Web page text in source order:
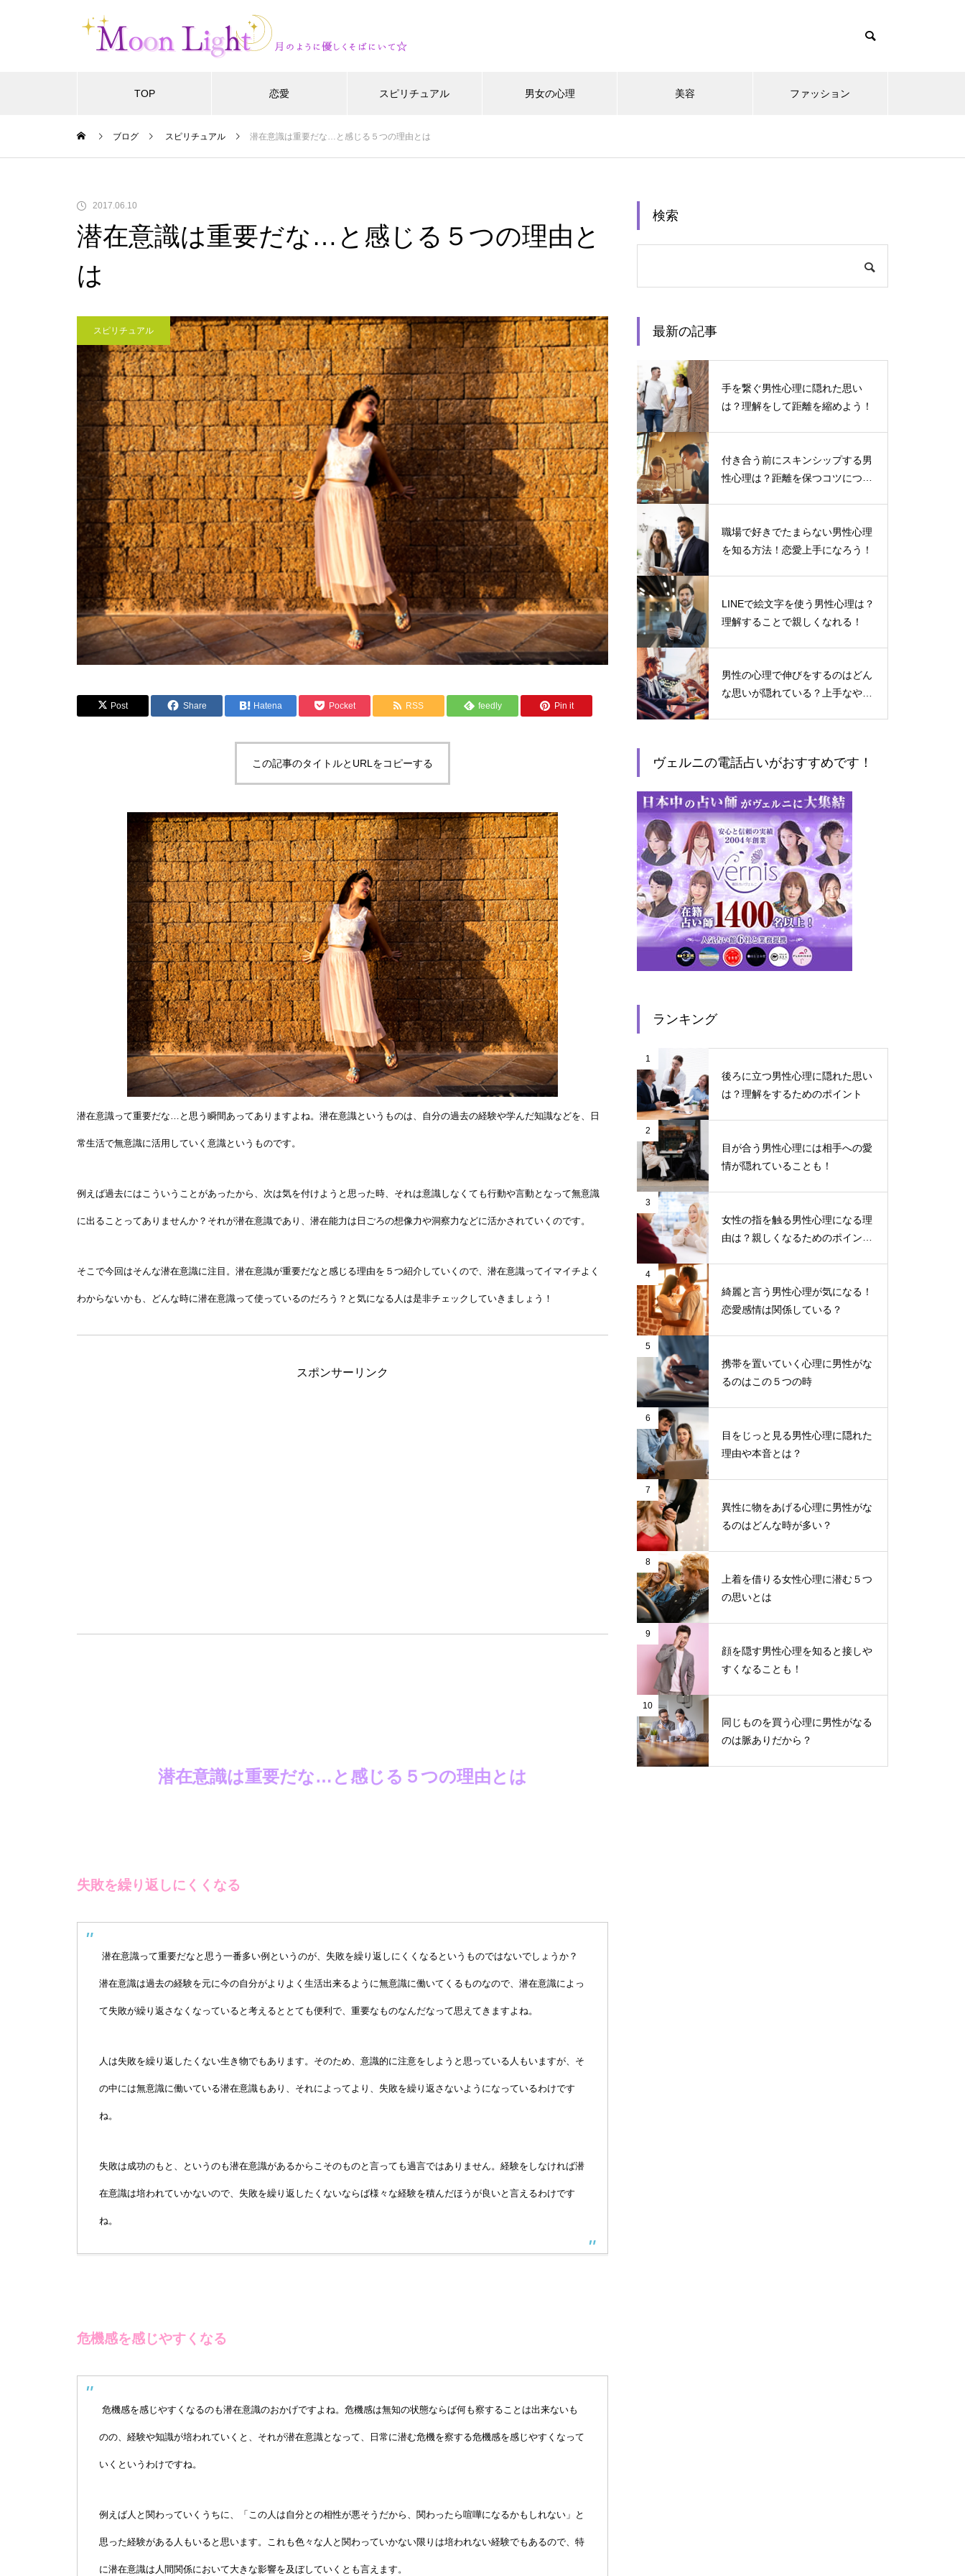
TOP 恋愛 スピリチュアル 男女の心理 美容 ファッション
ブログ スピリチュアル 潜在意識は重要だな…と感じる５つの理由とは
2017.06.10
潜在意識は重要だな…と感じる５つの理由と
は
スピリチュアル
Post Share Hatena Pocket RSS feedly Pin it
この記事のタイトルとURLをコピーする
潜在意識って重要だな…と思う瞬間あってありますよね。潜在意識というものは、自分の過去の経験や学んだ知識などを、日
常生活で無意識に活用していく意識というものです。
例えば過去にはこういうことがあったから、次は気を付けようと思った時、それは意識しなくても行動や言動となって無意識
に出ることってありませんか？それが潜在意識であり、潜在能力は日ごろの想像力や洞察力などに活かされていくのです。
そこで今回はそんな潜在意識に注目。潜在意識が重要だなと感じる理由を５つ紹介していくので、潜在意識ってイマイチよく
わからないかも、どんな時に潜在意識って使っているのだろう？と気になる人は是非チェックしていきましょう！
スポンサーリンク
潜在意識は重要だな…と感じる５つの理由とは
失敗を繰り返しにくくなる
潜在意識って重要だなと思う一番多い例というのが、失敗を繰り返しにくくなるというものではないでしょうか？
潜在意識は過去の経験を元に今の自分がよりよく生活出来るように無意識に働いてくるものなので、潜在意識によっ
て失敗が繰り返さなくなっていると考えるととても便利で、重要なものなんだなって思えてきますよね。
人は失敗を繰り返したくない生き物でもあります。そのため、意識的に注意をしようと思っている人もいますが、そ
の中には無意識に働いている潜在意識もあり、それによってより、失敗を繰り返さないようになっているわけです
ね。
失敗は成功のもと、というのも潜在意識があるからこそのものと言っても過言ではありません。経験をしなければ潜
在意識は培われていかないので、失敗を繰り返したくないならば様々な経験を積んだほうが良いと言えるわけです
ね。
危機感を感じやすくなる
危機感を感じやすくなるのも潜在意識のおかげですよね。危機感は無知の状態ならば何も察することは出来ないも
のの、経験や知識が培われていくと、それが潜在意識となって、日常に潜む危機を察する危機感を感じやすくなって
いくというわけですね。
例えば人と関わっていくうちに、「この人は自分との相性が悪そうだから、関わったら喧嘩になるかもしれない」と
思った経験がある人もいると思います。これも色々な人と関わっていかない限りは培われない経験でもあるので、特
に潜在意識は人間関係において大きな影響を及ぼしていくとも言えます。
検索
最新の記事
手を繋ぐ男性心理に隠れた思い
は？理解をして距離を縮めよう！
付き合う前にスキンシップする男
性心理は？距離を保つコツについ
職場で好きでたまらない男性心理
を知る方法！恋愛上手になろう！
LINEで絵文字を使う男性心理は？
理解することで親しくなれる！
男性の心理で伸びをするのはどん
な思いが隠れている？上手なやり
ヴェルニの電話占いがおすすめです！
ランキング
1
後ろに立つ男性心理に隠れた思い
は？理解をするためのポイント
2
目が合う男性心理には相手への愛
情が隠れていることも！
3
女性の指を触る男性心理になる理
由は？親しくなるためのポイント
4
綺麗と言う男性心理が気になる！
恋愛感情は関係している？
5
携帯を置いていく心理に男性がな
るのはこの５つの時
6
目をじっと見る男性心理に隠れた
理由や本音とは？
7
異性に物をあげる心理に男性がな
るのはどんな時が多い？
8
上着を借りる女性心理に潜む５つ
の思いとは
9
顔を隠す男性心理を知ると接しや
すくなることも！
10
同じものを買う心理に男性がなる
のは脈ありだから？